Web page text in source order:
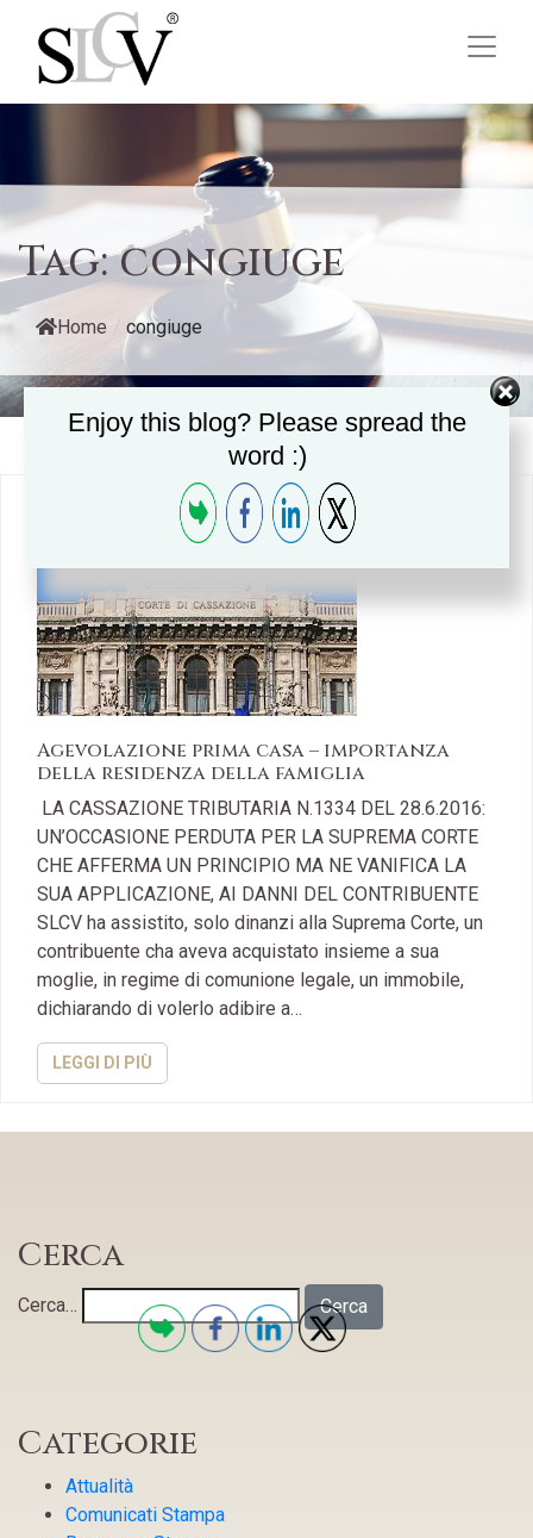
Tag:congiuge
Home / congiuge
Agevolazione prima casa – importanza
della residenza della famiglia
LA CASSAZIONE TRIBUTARIA N.1334 DEL 28.6.2016:
UN’OCCASIONE PERDUTA PER LA SUPREMA CORTE
CHE AFFERMA UN PRINCIPIO MA NE VANIFICA LA
SUA APPLICAZIONE, AI DANNI DEL CONTRIBUENTE
SLCV ha assistito, solo dinanzi alla Suprema Corte, un
contribuente cha aveva acquistato insieme a sua
moglie, in regime di comunione legale, un immobile,
dichiarando di volerlo adibire a…
LEGGI DI PIÙ
Cerca
Cerca…
Categorie
Attualità
Comunicati Stampa
Enjoy this blog? Please spread the
word :)